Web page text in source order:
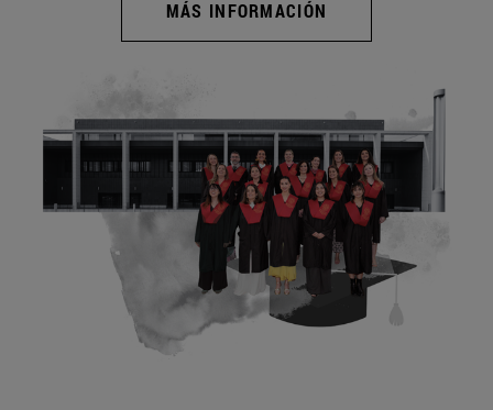
MÁS INFORMACIÓN